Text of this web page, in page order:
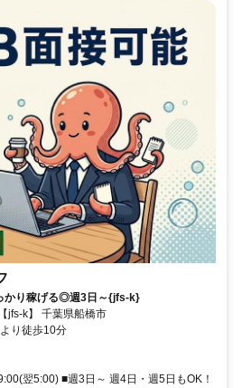
かり稼げる◎週3日～{jfs-k}
jfs-k】 千葉県船橋市
り徒歩10分
翌5:00) ■週3日～ 週4日・週5日もOK！